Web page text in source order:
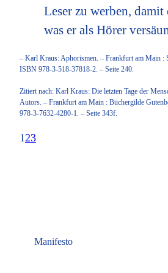
Leser zu werben, damit
was er als Hörer
– Karl Kraus: Aphorismen. – Frankfurt am Main :
ISBN 978-3-518-37818-2. – Seite 240.
Zitiert nach: Karl Kraus: Die letzten Tage der
Autors. – Frankfurt am Main : Büchergilde
978-3-7632-4280-1. – Seite 343f.
123
Manifesto